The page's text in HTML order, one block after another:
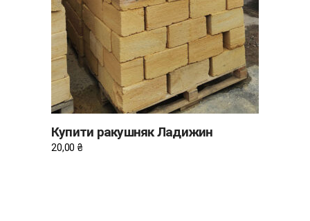
ДОДАТИ В КОШИК
Купити ракушняк Ладижин
20,00 ₴